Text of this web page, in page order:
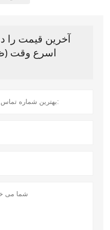
آخرین قیمت را